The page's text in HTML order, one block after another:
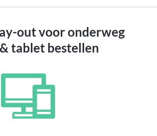
out voor onderweg
tablet bestellen